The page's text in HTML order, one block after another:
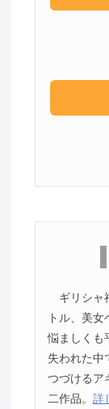
ギリシャ
トル、美
悩ましくも
失われた中
つづけるア
二作品。 詳